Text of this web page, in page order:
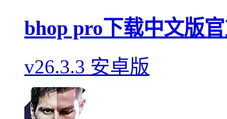
bhop pro下载中文版
v26.3.3 安卓版